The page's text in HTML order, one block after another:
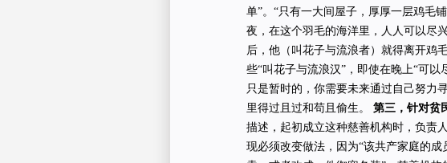
单”。“只有一大间屋子，厚厚一层鸡毛
夜，在这个羽毛的海洋里，人人可以尽
后，他（叫花子与流浪者）就得离开鸡
些“叫花子与流浪汉”，即使在晚上“可
只是暂时的，你需要未来通过自己努力
里得过且过和苟且偷生。 第三，针对贫
描述，起初成立这种慈善机构时，负责
现必须改变做法，因为“该共产家庭的